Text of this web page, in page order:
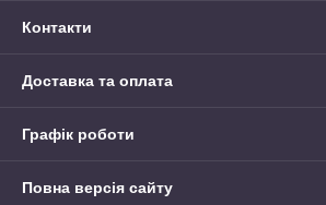
Контакти
Доставка та оплата
Графік роботи
Повна версія сайту